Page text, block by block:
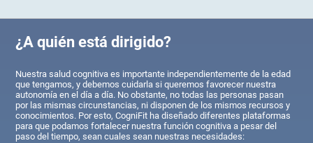
¿A quién está dirigido?
Nuestra salud cognitiva es importante independientemente de la edad
que tengamos, y debemos cuidarla si queremos favorecer nuestra
autonomía en el día a día. No obstante, no todas las personas pasan
por las mismas circunstancias, ni disponen de los mismos recursos y
conocimientos. Por esto, CogniFit ha diseñado diferentes plataformas
para que podamos fortalecer nuestra función cognitiva a pesar del
paso del tiempo, sean cuales sean nuestras necesidades: